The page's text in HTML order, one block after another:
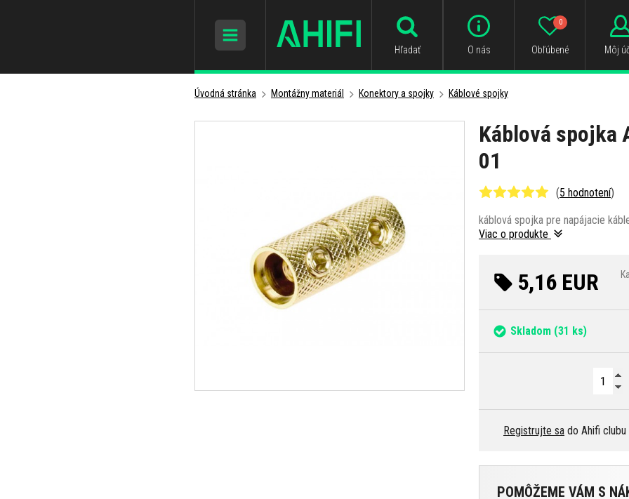
Hľadať O nás Obľúbené
0
Môj
Úvodná stránka Montážny materiál Konektory a spojky Káblové spojky
Káblová spojka
01
(5 hodnotení)
káblová spojka pre napájacie
Viac o produkte
5,16 EUR
Skladom (31 ks)
Registrujte sa do Ahifi
POMÔŽEME VÁM S